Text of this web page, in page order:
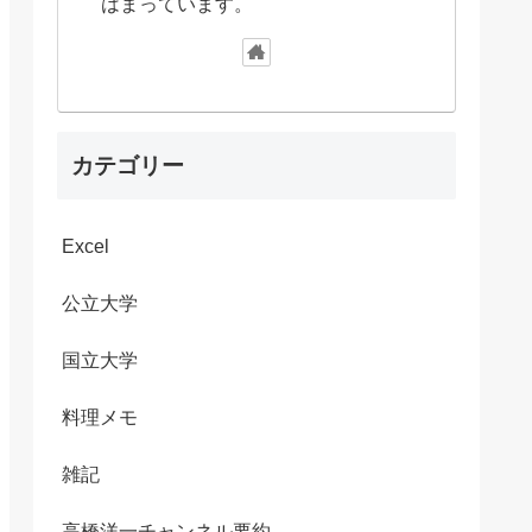
カテゴリー
Excel
公立大学
国立大学
料理メモ
雑記